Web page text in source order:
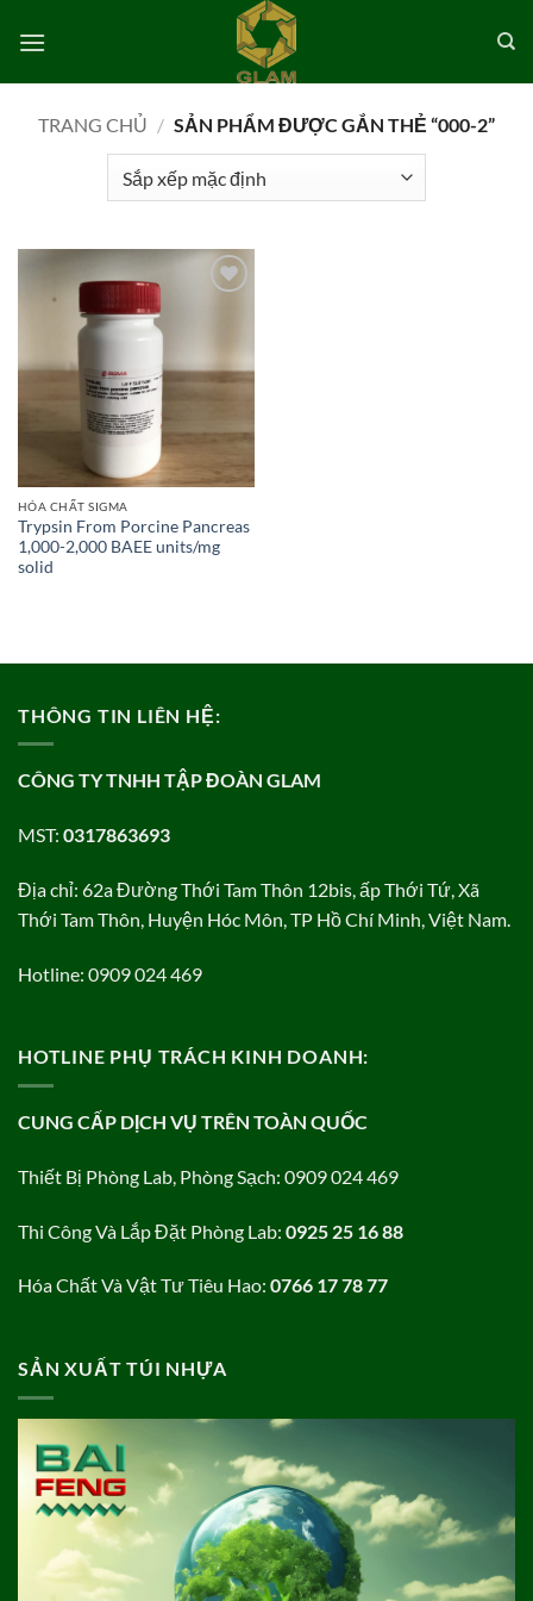
qua
TRANG CHỦ / SẢN PHẨM ĐƯỢC GẮN THẺ “000-2”
HÓA CHẤT SIGMA
Trypsin From Porcine Pancreas
1,000-2,000 BAEE units/mg
solid
THÔNG TIN LIÊN HỆ:
CÔNG TY TNHH TẬP ĐOÀN GLAM
MST: 0317863693
Địa chỉ: 62a Đường Thới Tam Thôn 12bis, ấp Thới Tứ, Xã
Thới Tam Thôn, Huyện Hóc Môn, TP Hồ Chí Minh, Việt Nam.
Hotline: 0909 024 469
HOTLINE PHỤ TRÁCH KINH DOANH:
CUNG CẤP DỊCH VỤ TRÊN TOÀN QUỐC
Thiết Bị Phòng Lab, Phòng Sạch: 0909 024 469
Thi Công Và Lắp Đặt Phòng Lab: 0925 25 16 88
Hóa Chất Và Vật Tư Tiêu Hao: 0766 17 78 77
SẢN XUẤT TÚI NHỰA